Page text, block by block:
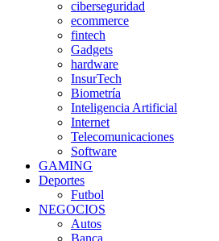
ciberseguridad
ecommerce
fintech
Gadgets
hardware
InsurTech
Biometría
Inteligencia Artificial
Internet
Telecomunicaciones
Software
GAMING
Deportes
Futbol
NEGOCIOS
Autos
Banca